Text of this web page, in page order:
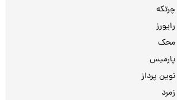
چرتکه
رایورز
محک
پارمیس
نوین پرداز
زمرد